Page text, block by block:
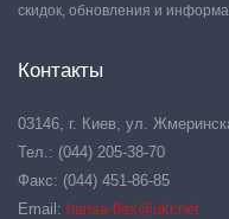
скидок, обновления и
Контакты
03146, г. Киев, ул.
Тел.: (044) 205-38-70
Факс: (044) 451-86-85
Email: hansa-flex@ukr.net